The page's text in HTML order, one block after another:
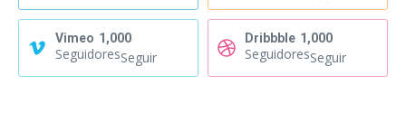
Vimeo 1,000
SeguidoresSeguir
Dribbble 1,000
SeguidoresSeguir